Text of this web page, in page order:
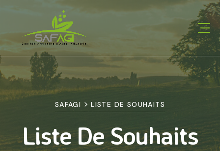
SAFAGI >LISTE DE SOUHAITS
Liste De Souhaits